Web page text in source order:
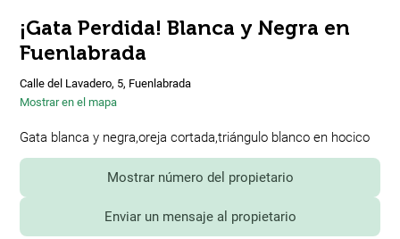
¡Gata Perdida! Blanca y Negra en
Fuenlabrada
Calle del Lavadero, 5, Fuenlabrada
Mostrar en el mapa
Gata blanca y negra,oreja cortada,triángulo blanco en hocico
Mostrar número del propietario
Enviar un mensaje al propietario